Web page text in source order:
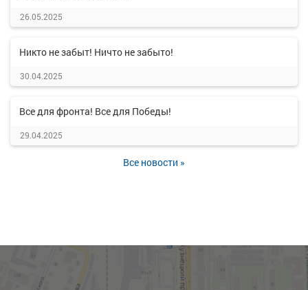
26.05.2025
Никто не забыт! Ничто не забыто!
30.04.2025
Все для фронта! Все для Победы!
29.04.2025
Все новости »